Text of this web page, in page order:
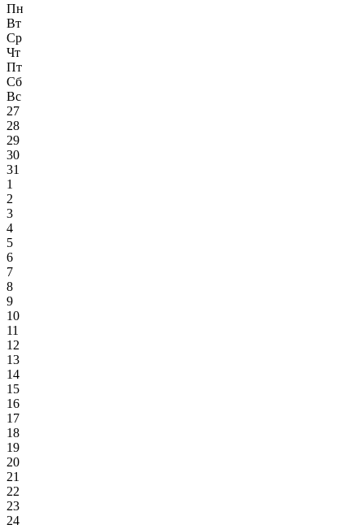
Пн
Вт
Ср
Чт
Пт
Сб
Вс
27
28
29
30
31
1
2
3
4
5
6
7
8
9
10
11
12
13
14
15
16
17
18
19
20
21
22
23
24